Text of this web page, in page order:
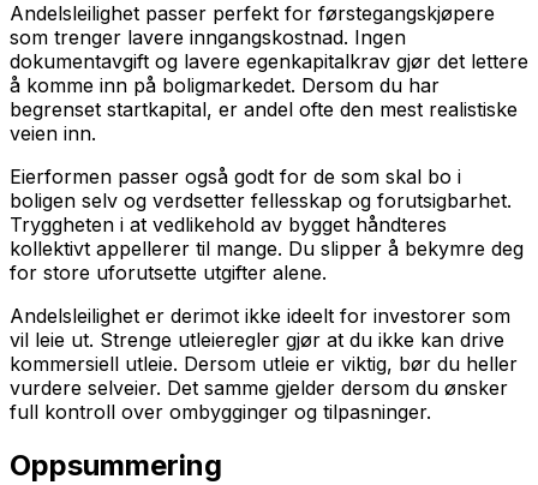
Andelsleilighet passer perfekt for førstegangskjøpere
som trenger lavere inngangskostnad. Ingen
dokumentavgift og lavere egenkapitalkrav gjør det lettere
å komme inn på boligmarkedet. Dersom du har
begrenset startkapital, er andel ofte den mest realistiske
veien inn.
Eierformen passer også godt for de som skal bo i
boligen selv og verdsetter fellesskap og forutsigbarhet.
Tryggheten i at vedlikehold av bygget håndteres
kollektivt appellerer til mange. Du slipper å bekymre deg
for store uforutsette utgifter alene.
Andelsleilighet er derimot ikke ideelt for investorer som
vil leie ut. Strenge utleieregler gjør at du ikke kan drive
kommersiell utleie. Dersom utleie er viktig, bør du heller
vurdere selveier. Det samme gjelder dersom du ønsker
full kontroll over ombygginger og tilpasninger.
Oppsummering